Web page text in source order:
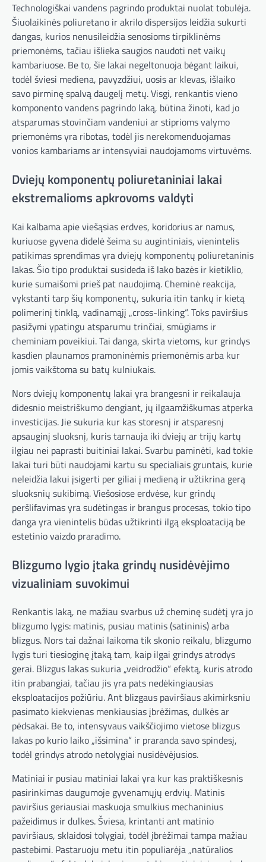
Technologiškai vandens pagrindo produktai nuolat tobulėja.
Šiuolaikinės poliuretano ir akrilo dispersijos leidžia sukurti
dangas, kurios nenusileidžia senosioms tirpiklinėms
priemonėms, tačiau išlieka saugios naudoti net vaikų
kambariuose. Be to, šie lakai negeltonuoja bėgant laikui,
todėl šviesi mediena, pavyzdžiui, uosis ar klevas, išlaiko
savo pirminę spalvą daugelį metų. Visgi, renkantis vieno
komponento vandens pagrindo laką, būtina žinoti, kad jo
atsparumas stovinčiam vandeniui ar stiprioms valymo
priemonėms yra ribotas, todėl jis nerekomenduojamas
vonios kambariams ar intensyviai naudojamoms virtuvėms.
Dviejų komponentų poliuretaniniai lakai
ekstremalioms apkrovoms valdyti
Kai kalbama apie viešąsias erdves, koridorius ar namus,
kuriuose gyvena didelė šeima su augintiniais, vienintelis
patikimas sprendimas yra dviejų komponentų poliuretaninis
lakas. Šio tipo produktai susideda iš lako bazės ir kietiklio,
kurie sumaišomi prieš pat naudojimą. Cheminė reakcija,
vykstanti tarp šių komponentų, sukuria itin tankų ir kietą
polimerinį tinklą, vadinamąjį „cross-linking“. Toks paviršius
pasižymi ypatingu atsparumu trinčiai, smūgiams ir
cheminiam poveikiui. Tai danga, skirta vietoms, kur grindys
kasdien plaunamos pramoninėmis priemonėmis arba kur
jomis vaikštoma su batų kulniukais.
Nors dviejų komponentų lakai yra brangesni ir reikalauja
didesnio meistriškumo dengiant, jų ilgaamžiškumas atperka
investicijas. Jie sukuria kur kas storesnį ir atsparesnį
apsauginį sluoksnį, kuris tarnauja iki dviejų ar trijų kartų
ilgiau nei paprasti buitiniai lakai. Svarbu paminėti, kad tokie
lakai turi būti naudojami kartu su specialiais gruntais, kurie
neleidžia lakui įsigerti per giliai į medieną ir užtikrina gerą
sluoksnių sukibimą. Viešosiose erdvėse, kur grindų
peršlifavimas yra sudėtingas ir brangus procesas, tokio tipo
danga yra vienintelis būdas užtikrinti ilgą eksploataciją be
estetinio vaizdo praradimo.
Blizgumo lygio įtaka grindų nusidėvėjimo
vizualiniam suvokimui
Renkantis laką, ne mažiau svarbus už cheminę sudėtį yra jo
blizgumo lygis: matinis, pusiau matinis (satininis) arba
blizgus. Nors tai dažnai laikoma tik skonio reikalu, blizgumo
lygis turi tiesioginę įtaką tam, kaip ilgai grindys atrodys
gerai. Blizgus lakas sukuria „veidrodžio“ efektą, kuris atrodo
itin prabangiai, tačiau jis yra pats nedėkingiausias
eksploatacijos požiūriu. Ant blizgaus paviršiaus akimirksniu
pasimato kiekvienas menkiausias įbrėžimas, dulkės ar
pėdsakai. Be to, intensyvaus vaikščiojimo vietose blizgus
lakas po kurio laiko „išsimina“ ir praranda savo spindesį,
todėl grindys atrodo netolygiai nusidėvėjusios.
Matiniai ir pusiau matiniai lakai yra kur kas praktiškesnis
pasirinkimas daugumoje gyvenamųjų erdvių. Matinis
paviršius geriausiai maskuoja smulkius mechaninius
pažeidimus ir dulkes. Šviesa, krintanti ant matinio
paviršiaus, sklaidosi tolygiai, todėl įbrėžimai tampa mažiau
pastebimi. Pastaruoju metu itin populiarėja „natūralios